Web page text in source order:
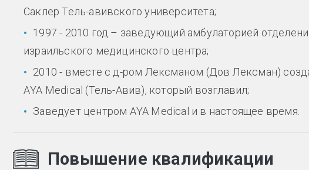
Саклер Тель-авивского университета;
1997 - 2010 год – заведующий амбулаторией
израильского медицинского центра;
2010 - вместе с д-ром Лексманом (Дов Лексман)
АYA Medical (Тель-Авив), который возглавил;
Заведует центром АYA Medical и в настоящее время.
Повышение квалификации